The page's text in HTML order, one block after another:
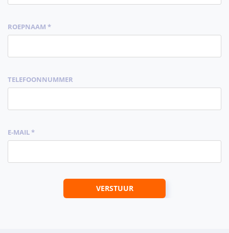
ROEPNAAM *
TELEFOONNUMMER
E-MAIL *